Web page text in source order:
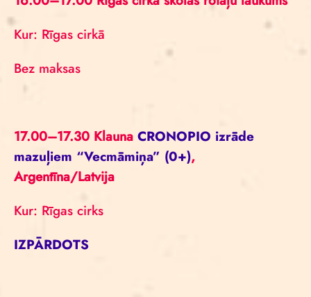
Kur: Rīgas cirkā
Bez maksas
17.00–17.30 Klauna CRONOPIO izrāde
mazuļiem “Vecmāmiņa” (0+),
Argentīna/Latvija
Kur: Rīgas cirks
IZPĀRDOTS